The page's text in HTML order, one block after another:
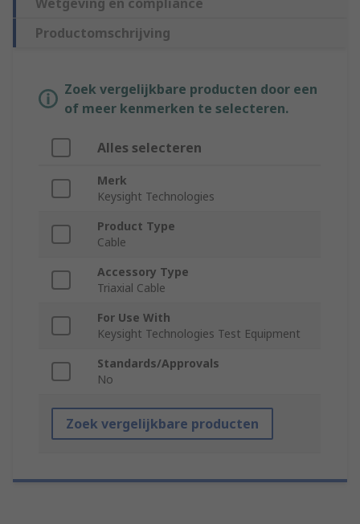
Wetgeving en compliance
Productomschrijving
Zoek vergelijkbare producten door een
of meer kenmerken te selecteren.
Alles selecteren
Merk
Keysight Technologies
Product Type
Cable
Accessory Type
Triaxial Cable
For Use With
Keysight Technologies Test Equipment
Standards/Approvals
No
Zoek vergelijkbare producten